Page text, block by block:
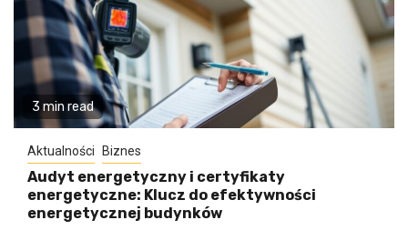
3 min read
Aktualności Biznes
Audyt energetyczny i certyfikaty
energetyczne: Klucz do efektywności
energetycznej budynków